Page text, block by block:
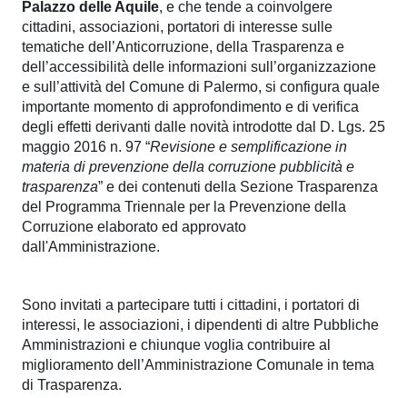
Linee
Guida
Open
Data
Palazzo delle Aquile, e che tende a coinvolgere
cittadini, associazioni, portatori di interesse sulle
tematiche dell’Anticorruzione, della Trasparenza e
dell’accessibilità delle informazioni sull’organizzazione
e sull’attività del Comune di Palermo, si configura quale
importante momento di approfondimento e di verifica
degli effetti derivanti dalle novità introdotte dal D. Lgs. 25
maggio 2016 n. 97 “Revisione e semplificazione in
materia di prevenzione della corruzione pubblicità e
trasparenza” e dei contenuti della Sezione Trasparenza
del Programma Triennale per la Prevenzione della
Corruzione elaborato ed approvato
dall'Amministrazione.
Sono invitati a partecipare tutti i cittadini, i portatori di
interessi, le associazioni, i dipendenti di altre Pubbliche
Amministrazioni e chiunque voglia contribuire al
miglioramento dell’Amministrazione Comunale in tema
di Trasparenza.